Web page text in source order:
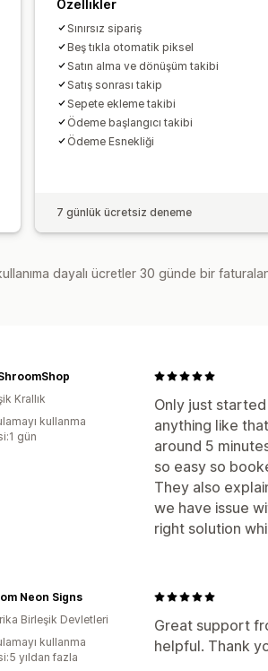
Özellikler
Sınırsız sipariş
Beş tıkla otomatik piksel
Satın alma ve dönüşüm takibi
Satış sonrası takip
Sepete ekleme takibi
Ödeme başlangıcı takibi
Ödeme Esnekliği
7 günlük ücretsiz deneme
dayalı ücretler 30 günde bir
Only just
anything like
around 5
so easy so
They also
we have issue
right solution
Krallık
kullanma
gün
Great support
helpful. Thank
Neon Signs
Birleşik Devletleri
kullanma
yıldan fazla